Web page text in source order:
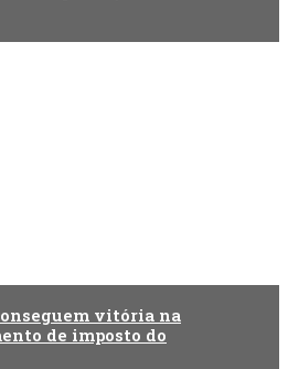
vitória na
de imposto do